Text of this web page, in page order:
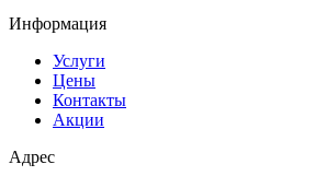
Информация
Услуги
Цены
Контакты
Акции
Адрес